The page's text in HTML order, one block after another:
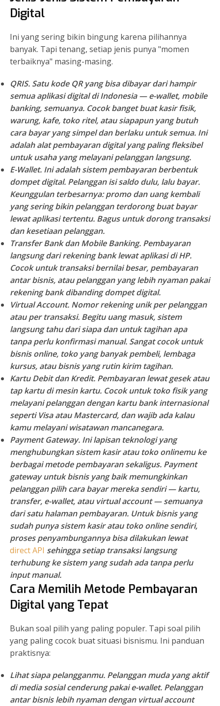
Digital
Ini yang sering bikin bingung karena pilihannya
banyak. Tapi tenang, setiap jenis punya "momen
terbaiknya" masing-masing.
QRIS. Satu kode QR yang bisa dibayar dari hampir
semua aplikasi digital di Indonesia — e-wallet, mobile
banking, semuanya. Cocok banget buat kasir fisik,
warung, kafe, toko ritel, atau siapapun yang butuh
cara bayar yang simpel dan berlaku untuk semua. Ini
adalah alat pembayaran digital yang paling fleksibel
untuk usaha yang melayani pelanggan langsung.
E-Wallet. Ini adalah sistem pembayaran berbentuk
dompet digital. Pelanggan isi saldo dulu, lalu bayar.
Keunggulan terbesarnya: promo dan uang kembali
yang sering bikin pelanggan terdorong buat bayar
lewat aplikasi tertentu. Bagus untuk dorong transaksi
dan kesetiaan pelanggan.
Transfer Bank dan Mobile Banking. Pembayaran
langsung dari rekening bank lewat aplikasi di HP.
Cocok untuk transaksi bernilai besar, pembayaran
antar bisnis, atau pelanggan yang lebih nyaman pakai
rekening bank dibanding dompet digital.
Virtual Account. Nomor rekening unik per pelanggan
atau per transaksi. Begitu uang masuk, sistem
langsung tahu dari siapa dan untuk tagihan apa
tanpa perlu konfirmasi manual. Sangat cocok untuk
bisnis online, toko yang banyak pembeli, lembaga
kursus, atau bisnis yang rutin kirim tagihan.
Kartu Debit dan Kredit. Pembayaran lewat gesek atau
tap kartu di mesin kartu. Cocok untuk toko fisik yang
melayani pelanggan dengan kartu bank internasional
seperti Visa atau Mastercard, dan wajib ada kalau
kamu melayani wisatawan mancanegara.
Payment Gateway. Ini lapisan teknologi yang
menghubungkan sistem kasir atau toko onlinemu ke
berbagai metode pembayaran sekaligus. Payment
gateway untuk bisnis yang baik memungkinkan
pelanggan pilih cara bayar mereka sendiri — kartu,
transfer, e-wallet, atau virtual account — semuanya
dari satu halaman pembayaran. Untuk bisnis yang
sudah punya sistem kasir atau toko online sendiri,
proses penyambungannya bisa dilakukan lewat
direct API sehingga setiap transaksi langsung
terhubung ke sistem yang sudah ada tanpa perlu
input manual.
Cara Memilih Metode Pembayaran
Digital yang Tepat
Bukan soal pilih yang paling populer. Tapi soal pilih
yang paling cocok buat situasi bisnismu. Ini panduan
praktisnya:
Lihat siapa pelangganmu. Pelanggan muda yang aktif
di media sosial cenderung pakai e-wallet. Pelanggan
antar bisnis lebih nyaman dengan virtual account